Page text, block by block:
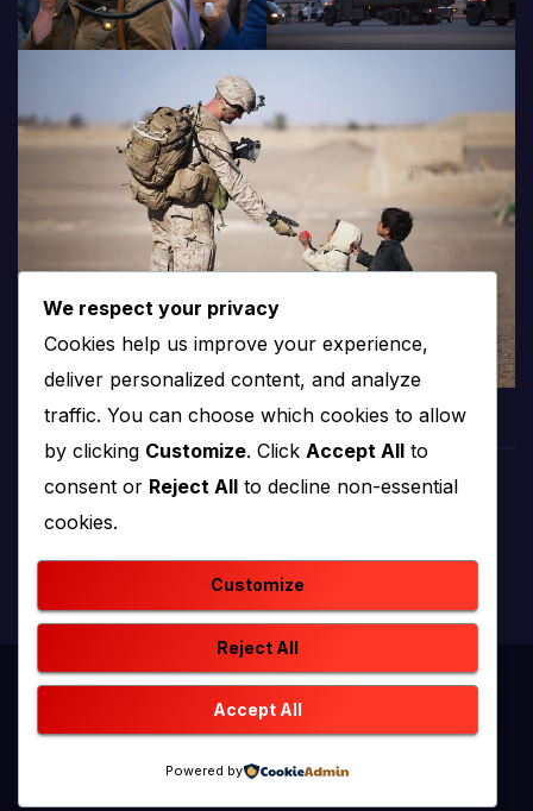
produkcija i emitiranje tv programa
Proudly powered by WordPress|Theme: newstack by
Themeansar
O nama
We respect your privacy
Cookies help us improve your experience,
deliver personalized content, and analyze
traffic. You can choose which cookies to allow
by clicking Customize. Click Accept All to
consent or Reject All to decline non-essential
cookies.
Customize
Reject All
Accept All
Powered by